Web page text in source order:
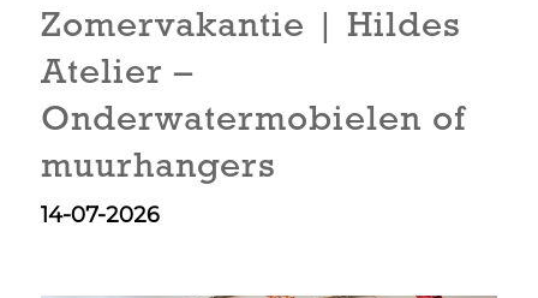
Zomervakantie | Hildes
Atelier –
Onderwatermobielen of
muurhangers
14-07-2026